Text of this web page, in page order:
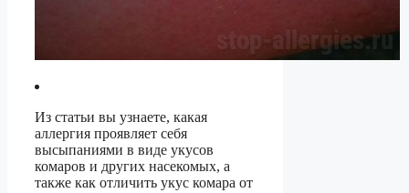
Из статьи вы узнаете, какая
аллергия проявляет себя
высыпаниями в виде укусов
комаров и других насекомых, а
также как отличить укус комара от